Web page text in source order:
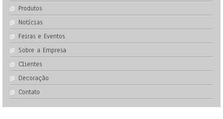
Produtos
Notícias
Feiras e Eventos
Sobre a Empresa
Clientes
Decoração
Contato